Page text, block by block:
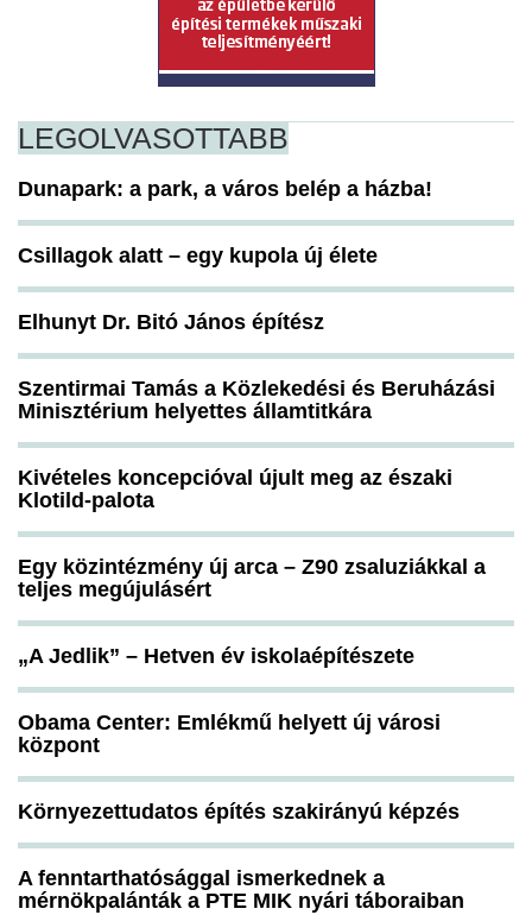
LEGOLVASOTTABB
Dunapark: a park, a város belép a házba!
Csillagok alatt – egy kupola új élete
Elhunyt Dr. Bitó János építész
Szentirmai Tamás a Közlekedési és Beruházási
Minisztérium helyettes államtitkára
Kivételes koncepcióval újult meg az északi
Klotild-palota
Egy közintézmény új arca – Z90 zsaluziákkal a
teljes megújulásért
„A Jedlik” – Hetven év iskolaépítészete
Obama Center: Emlékmű helyett új városi
központ
Környezettudatos építés szakirányú képzés
A fenntarthatósággal ismerkednek a
mérnökpalánták a PTE MIK nyári táboraiban